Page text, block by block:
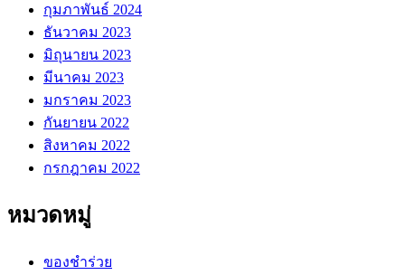
กุมภาพันธ์ 2024
ธันวาคม 2023
มิถุนายน 2023
มีนาคม 2023
มกราคม 2023
กันยายน 2022
สิงหาคม 2022
กรกฎาคม 2022
หมวดหมู่
ของชำร่วย